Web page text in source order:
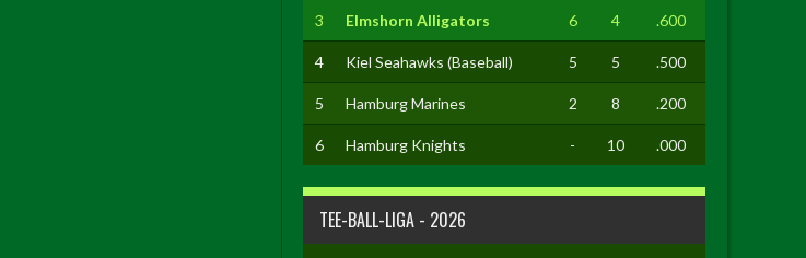
3 Elmshorn Alligators 6 4 .600
4 Kiel Seahawks (Baseball) 5 5 .500
5 Hamburg Marines 2 8 .200
6 Hamburg Knights - 10 .000
TEE-BALL-LIGA - 2026